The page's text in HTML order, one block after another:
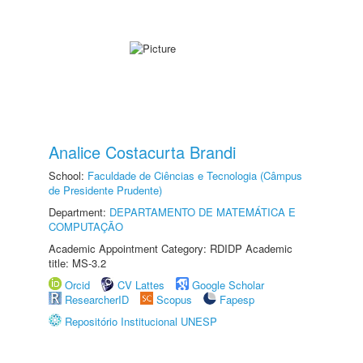
Analice Costacurta Brandi
School: Faculdade de Ciências e Tecnologia (Câmpus
de Presidente Prudente)
Department: DEPARTAMENTO DE MATEMÁTICA E
COMPUTAÇÃO
Academic Appointment Category: RDIDP Academic
title: MS-3.2
Orcid
CV Lattes
Google Scholar
ResearcherID
Scopus
Fapesp
Repositório Institucional UNESP